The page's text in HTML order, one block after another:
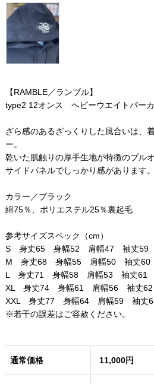
【RAMBLE／ランブル】
type2 12オンス ヘビーウエイトパー
ざら感のあるざっくりした風合いは、
ー。
乾いた肌触りの厚手生地が特徴のプル
サイドパネルでしっかり感があります。
カラー／ブラック
綿75％、ポリエステル25％裏起毛
参考サイズスペック（cm）
S 身丈65 身幅52 肩幅47 袖丈59
M 身丈68 身幅55 肩幅50 袖丈60
L 身丈71 身幅58 肩幅53 袖丈61
XL 身丈74 身幅61 肩幅56 袖丈62
XXL 身丈77 身幅64 肩幅59 袖丈
※若干の誤差はご容赦ください。
通常価格 11,000円